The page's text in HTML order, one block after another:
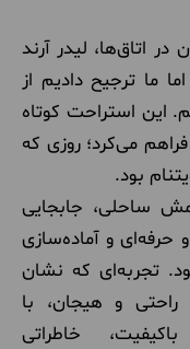
اتاق‌ها، لیدر آرند
ما ترجیح دادیم از
این استراحت کوتاه
فراهم می‌کرد؛ روزی که
بود.
ساحلی، جابجایی
و آماده‌سازی
تجربه‌ای که نشان
راحتی و هیجان، با
خاطراتی